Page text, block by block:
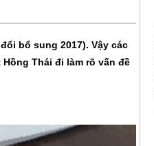
bổ sung 2017). Vậy các
Thái đi làm rõ vấn đề